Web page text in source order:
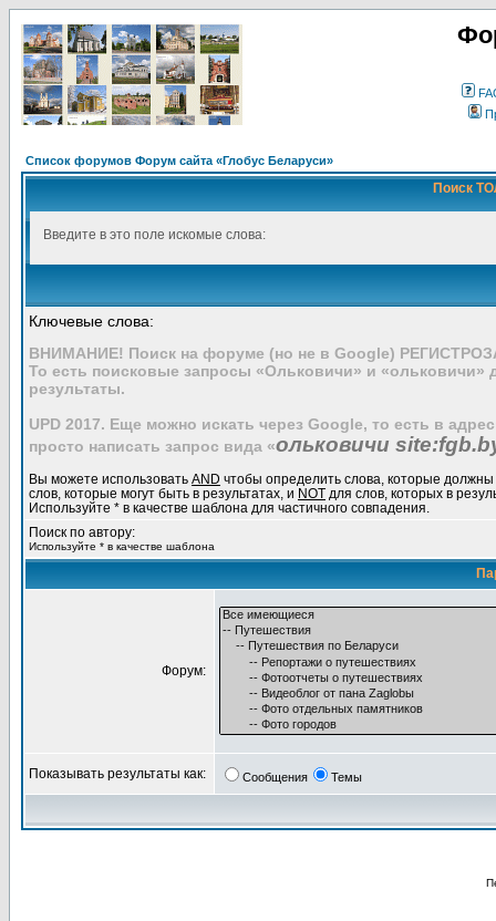
Список форумов Форум сайта «Глобус Беларуси»
Поиск
Введите в это поле искомые слова:
Ключевые слова:
ВНИМАНИЕ! Поиск на форуме (но не в Google)
То есть поисковые запросы «Ольковичи» и «ольковичи»
результаты.
UPD 2017. Еще можно искать через Google, то есть в
просто написать запрос вида «ольковичи
Вы можете использовать AND чтобы определить слова, которые должны
слов, которые могут быть в результатах, и NOT для слов, которых в
Используйте * в качестве шаблона для частичного совпадения.
Поиск по автору:
Используйте * в качестве шаблона
Форум:
Показывать результаты как: Сообщения Темы